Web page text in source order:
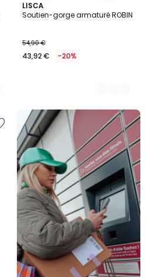
LISCA
Soutien-gorge armaturé ROBIN
54,90 €
43,92 € -20%
2
Couleurs
Nouveau
Livraison
en
Locker
Mondial
Relay